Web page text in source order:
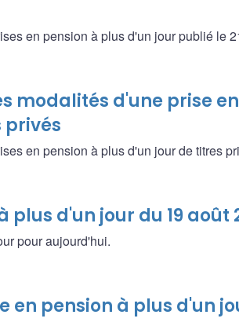
en pension à plus d'un jour publié le
modalités d'une prise en
privés
en pension à plus d'un jour de titres
d'un jour du 19 août
pour aujourd'hui.
en pension à plus d'un